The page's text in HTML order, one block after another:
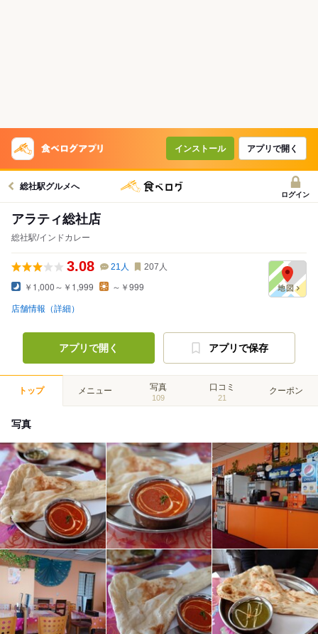
インストール アプリで開く
総社駅グルメへ
ログイン
アラティ総社店
総社駅/インドカレー
3.08 21 人 207 人
￥1,000～￥1,999 ～￥999
店舗情報（詳細）
アプリで開く アプリで保存
トップ メニュー 写真
109
口コミ
21
クーポン
写真